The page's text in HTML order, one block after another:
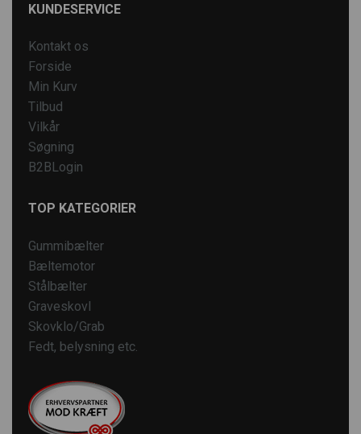
KUNDESERVICE
Kontakt os
Forside
Min Kurv
Tilbud
Vilkår
Søgning
B2BLogin
TOP KATEGORIER
Gummibælter
Bæltemotor
Stålbælter
Graveskovl
Skovklo/Grab
Fedt, belysning etc.